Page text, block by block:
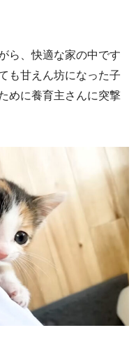
ら、快適な家の中です
も甘えん坊になった子
めに養育主さんに突撃